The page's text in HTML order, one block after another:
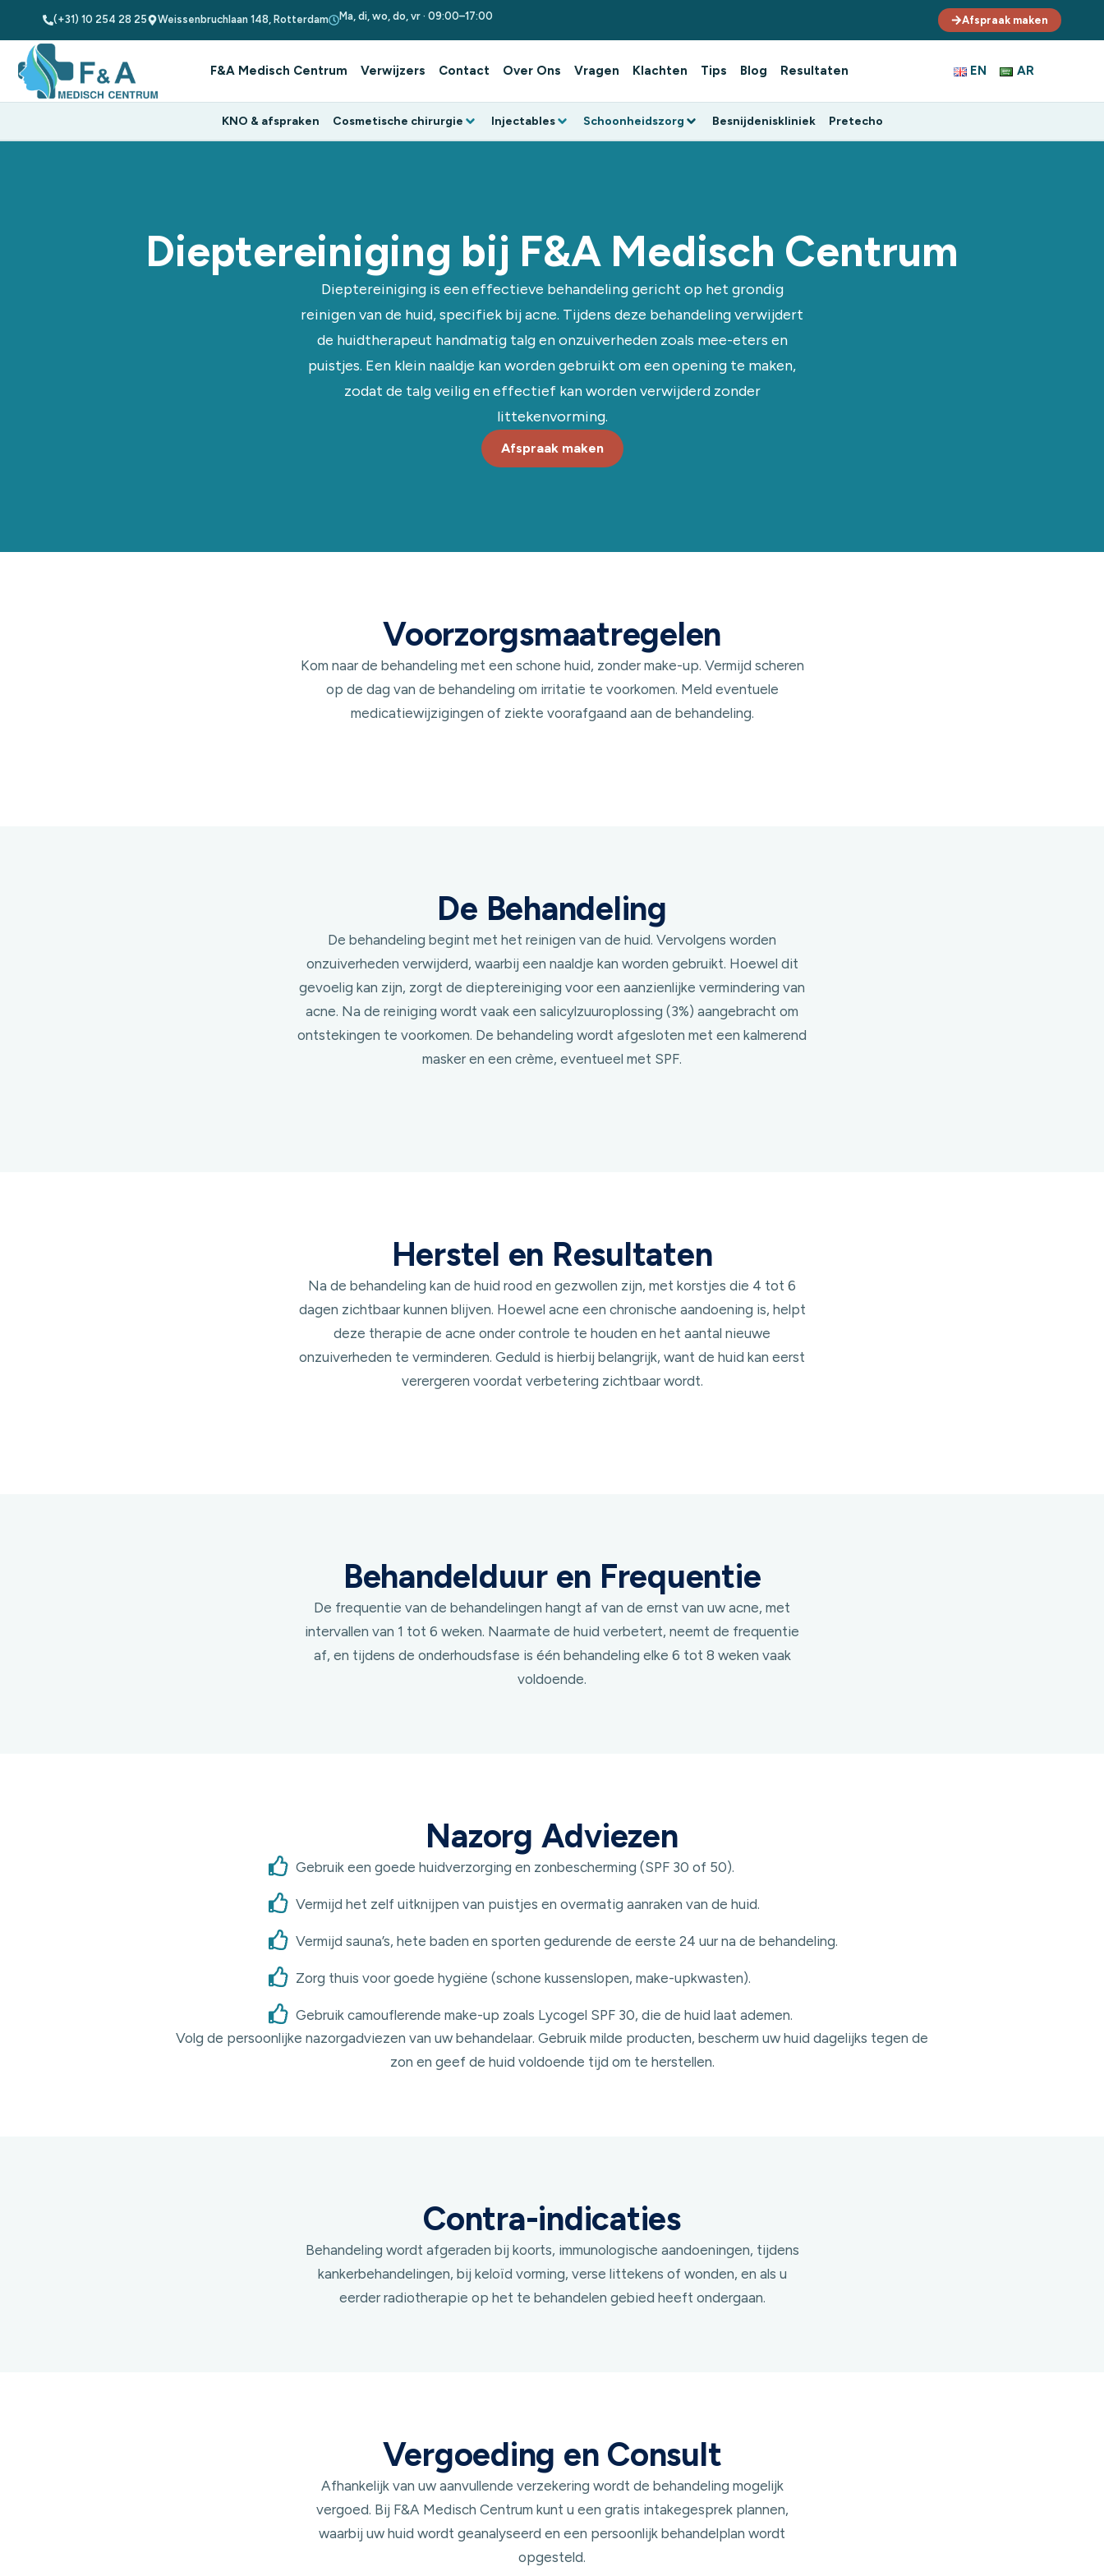
(+31) 10 254 28 25 Weissenbruchlaan 148, Rotterdam Ma, di, wo, do, vr · 09:00–17:00 Afspraak maken
F&A Medisch Centrum Verwijzers Contact Over Ons Vragen Klachten Tips Blog Resultaten EN AR
KNO & afspraken Cosmetische chirurgie Injectables Schoonheidszorg Besnijdeniskliniek Pretecho
Dieptereiniging bij F&A Medisch Centrum
Dieptereiniging is een effectieve behandeling gericht op het grondig
reinigen van de huid, specifiek bij acne. Tijdens deze behandeling verwijdert
de huidtherapeut handmatig talg en onzuiverheden zoals mee-eters en
puistjes. Een klein naaldje kan worden gebruikt om een opening te maken,
zodat de talg veilig en effectief kan worden verwijderd zonder
littekenvorming.
Afspraak maken
Voorzorgsmaatregelen
Kom naar de behandeling met een schone huid, zonder make-up. Vermijd scheren
op de dag van de behandeling om irritatie te voorkomen. Meld eventuele
medicatiewijzigingen of ziekte voorafgaand aan de behandeling.
De Behandeling
De behandeling begint met het reinigen van de huid. Vervolgens worden
onzuiverheden verwijderd, waarbij een naaldje kan worden gebruikt. Hoewel dit
gevoelig kan zijn, zorgt de dieptereiniging voor een aanzienlijke vermindering van
acne. Na de reiniging wordt vaak een salicylzuuroplossing (3%) aangebracht om
ontstekingen te voorkomen. De behandeling wordt afgesloten met een kalmerend
masker en een crème, eventueel met SPF.
Herstel en Resultaten
Na de behandeling kan de huid rood en gezwollen zijn, met korstjes die 4 tot 6
dagen zichtbaar kunnen blijven. Hoewel acne een chronische aandoening is, helpt
deze therapie de acne onder controle te houden en het aantal nieuwe
onzuiverheden te verminderen. Geduld is hierbij belangrijk, want de huid kan eerst
verergeren voordat verbetering zichtbaar wordt.
Behandelduur en Frequentie
De frequentie van de behandelingen hangt af van de ernst van uw acne, met
intervallen van 1 tot 6 weken. Naarmate de huid verbetert, neemt de frequentie
af, en tijdens de onderhoudsfase is één behandeling elke 6 tot 8 weken vaak
voldoende.
Nazorg Adviezen
Gebruik een goede huidverzorging en zonbescherming (SPF 30 of 50).
Vermijd het zelf uitknijpen van puistjes en overmatig aanraken van de huid.
Vermijd sauna’s, hete baden en sporten gedurende de eerste 24 uur na de behandeling.
Zorg thuis voor goede hygiëne (schone kussenslopen, make-upkwasten).
Gebruik camouflerende make-up zoals Lycogel SPF 30, die de huid laat ademen.
Volg de persoonlijke nazorgadviezen van uw behandelaar. Gebruik milde producten, bescherm uw huid dagelijks tegen de
zon en geef de huid voldoende tijd om te herstellen.
Contra-indicaties
Behandeling wordt afgeraden bij koorts, immunologische aandoeningen, tijdens
kankerbehandelingen, bij keloïd vorming, verse littekens of wonden, en als u
eerder radiotherapie op het te behandelen gebied heeft ondergaan.
Vergoeding en Consult
Afhankelijk van uw aanvullende verzekering wordt de behandeling mogelijk
vergoed. Bij F&A Medisch Centrum kunt u een gratis intakegesprek plannen,
waarbij uw huid wordt geanalyseerd en een persoonlijk behandelplan wordt
opgesteld.